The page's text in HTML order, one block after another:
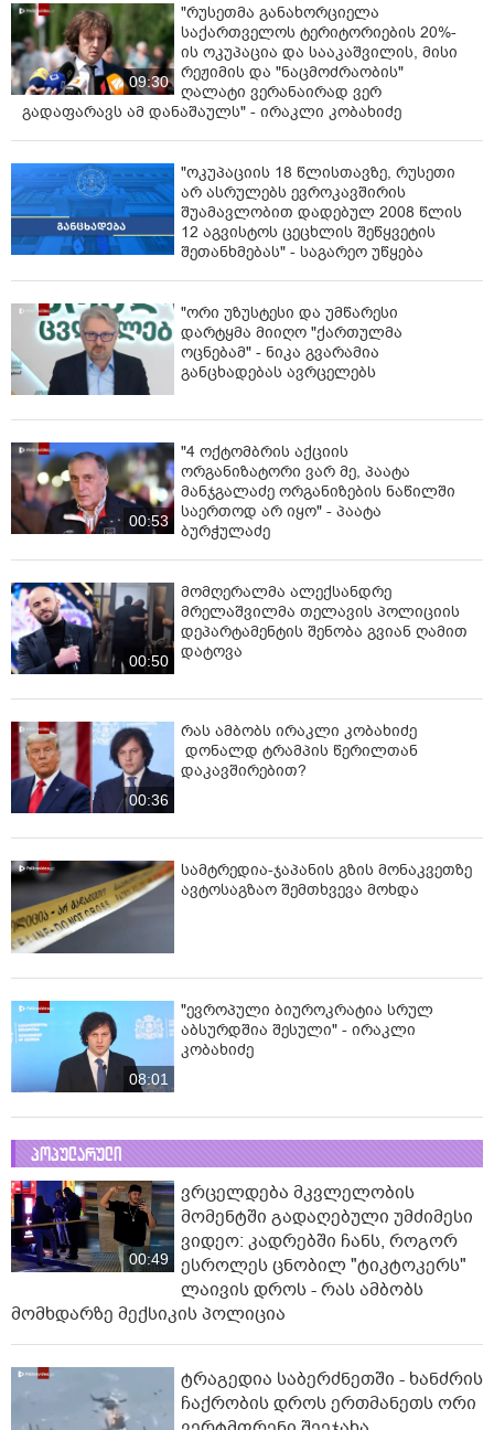
09:30
"რუსეთმა განახორციელა
საქართველოს ტერიტორიების 20%-
ის ოკუპაცია და სააკაშვილის, მისი
რეჟიმის და "ნაცმოძრაობის"
ღალატი ვერანაირად ვერ
გადაფარავს ამ დანაშაულს" - ირაკლი კობახიძე
"ოკუპაციის 18 წლისთავზე, რუსეთი
არ ასრულებს ევროკავშირის
შუამავლობით დადებულ 2008 წლის
12 აგვისტოს ცეცხლის შეწყვეტის
შეთანხმებას" - საგარეო უწყება
"ორი უზუსტესი და უმწარესი
დარტყმა მიიღო "ქართულმა
ოცნებამ" - ნიკა გვარამია
განცხადებას ავრცელებს
00:53
"4 ოქტომბრის აქციის
ორგანიზატორი ვარ მე, პაატა
მანჯგალაძე ორგანიზების ნაწილში
საერთოდ არ იყო" - პაატა
ბურჭულაძე
00:50
მომღერალმა ალექსანდრე
მრელაშვილმა თელავის პოლიციის
დეპარტამენტის შენობა გვიან ღამით
დატოვა
00:36
რას ამბობს ირაკლი კობახიძე
დონალდ ტრამპის წერილთან
დაკავშირებით?
სამტრედია-ჯაპანის გზის მონაკვეთზე
ავტოსაგზაო შემთხვევა მოხდა
08:01
"ევროპული ბიუროკრატია სრულ
აბსურდშია შესული" - ირაკლი
კობახიძე
პოპულარული
00:49
ვრცელდება მკვლელობის
მომენტში გადაღებული უმძიმესი
ვიდეო: კადრებში ჩანს, როგორ
ესროლეს ცნობილ "ტიკტოკერს"
ლაივის დროს - რას ამბობს
მომხდარზე მექსიკის პოლიცია
ტრაგედია საბერძნეთში - ხანძრის
ჩაქრობის დროს ერთმანეთს ორი